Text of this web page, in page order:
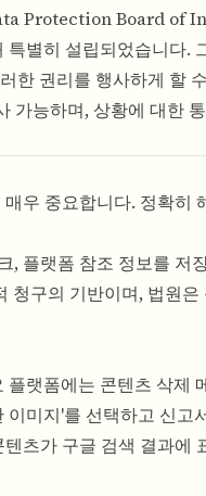
Protection Board of
별히 설립되었습니다.
한 권리를 행사하게 할
가능하며, 상황에 대한
우 중요합니다. 정확히
플랫폼 참조 정보를 저
구의 기반이며, 법원
랫폼에는 콘텐츠 삭제
이미지'를 선택하고 신고
츠가 구글 검색 결과에